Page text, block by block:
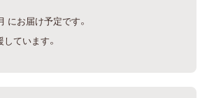
にお届け予定です。
ています。